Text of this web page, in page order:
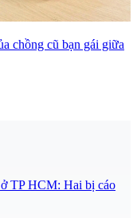
chồng cũ bạn gái giữa
TP HCM: Hai bị cáo